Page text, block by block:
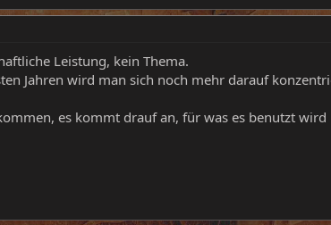
Leistung, kein Thema.
Jahren wird man sich noch mehr darauf
es kommt drauf an, für was es benutzt